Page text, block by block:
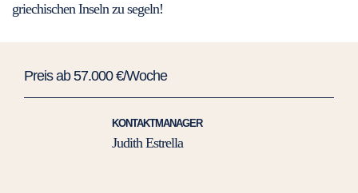
griechischen Inseln zu segeln!
Preis ab 57.000 €/Woche
KONTAKTMANAGER
Judith Estrella